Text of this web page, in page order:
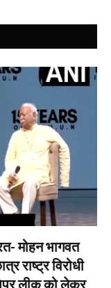
मोहन भागवत
राष्ट्र विरोधी
लीक को लेकर